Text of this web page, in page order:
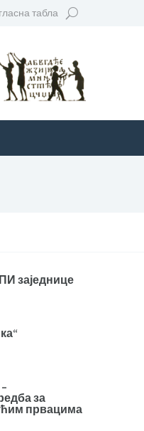
табла
заједнице
за
првацима